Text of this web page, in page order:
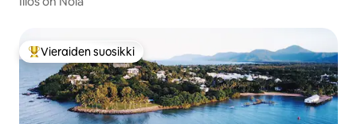
Vieraiden suosikkien parhaimmistoa
Vieraiden suosikki